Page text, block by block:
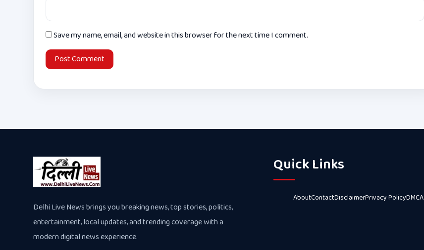
Save my name, email, and website in this browser for the next time I comment.
Delhi Live News brings you breaking news, top stories, politics,
entertainment, local updates, and trending coverage with a
modern digital news experience.
Quick Links
AboutContactDisclaimerPrivacy PolicyDMCA